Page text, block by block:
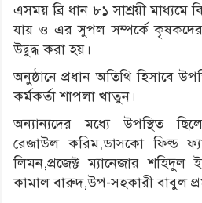
এসময় ব্রি ধান ৮১ সাশ্রয়ী মাধ্যমে
যায় ও এর সুপল সম্পর্কে কৃষকদের
উদ্বুদ্ধ করা হয়।
অনুষ্ঠানে প্রধান অতিথি হিসাবে
কর্মকর্তা শাপলা খাতুন।
অন্যান্যদের মধ্যে উপস্থিত
রেজাউল করিম,ডাসকো ফিল্ড
লিমন,প্রজেক্ট ম্যানেজার
কামাল বারুদ,উপ-সহকারী বাবুল